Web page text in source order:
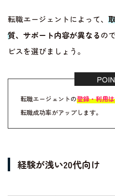
転職エージェントによって、
質、サポート内容が異なるの
ビスを選びましょう。
転職エージェントの登録・利用
転職成功率がアップします。
経験が浅い20代向け